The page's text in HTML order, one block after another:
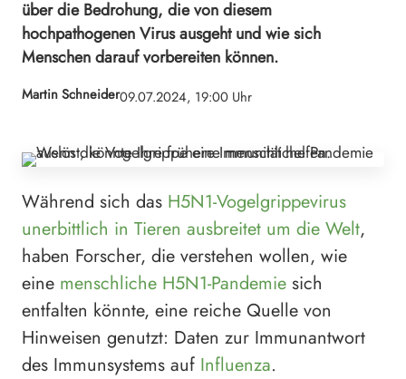
über die Bedrohung, die von diesem
hochpathogenen Virus ausgeht und wie sich
Menschen darauf vorbereiten können.
Martin Schneider09.07.2024, 19:00 Uhr
Während sich das H5N1-Vogelgrippevirus
unerbittlich in Tieren ausbreitet um die Welt,
haben Forscher, die verstehen wollen, wie
eine menschliche H5N1-Pandemie sich
entfalten könnte, eine reiche Quelle von
Hinweisen genutzt: Daten zur Immunantwort
des Immunsystems auf Influenza.